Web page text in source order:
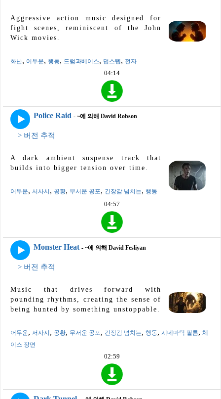
Aggressive action music designed for
fight scenes, reminiscent of the John
Wick movies.
화난, 어두운, 행동, 드럼과베이스, 덥스텝, 전자
04:14
Police Raid - ~에 의해 David Robson
> 버전 추적
A dark ambient suspense track that
builds into bigger tension over time.
어두운, 서사시 , 공황, 무서운 공포, 긴장감 넘치는, 행동
04:57
Monster Heat - ~에 의해 David Fesliyan
> 버전 추적
Music that drives forward with
pounding rhythms, creating the sense of
being hunted by something unstoppable.
어두운, 서사시, 공황, 무서운 공포, 긴장감 넘치는, 행동, 시네마틱 필름, 체
이스 장면
02:59